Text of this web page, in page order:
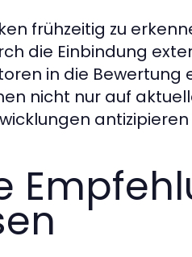
frühzeitig zu
die Einbindung
in die
nicht nur auf